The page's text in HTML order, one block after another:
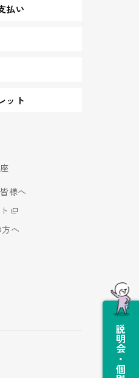
払い
ット
様へ
へ